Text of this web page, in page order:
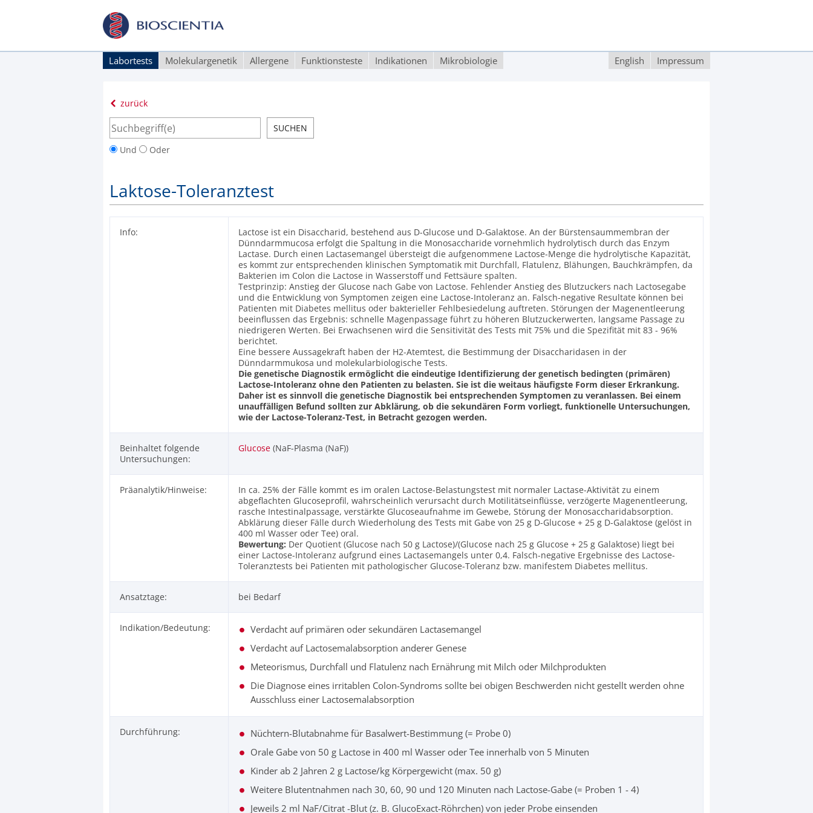
Labortests Molekulargenetik Allergene Funktionsteste Indikationen Mikrobiologie Impressum
English
zurück
Und Oder
Laktose-Toleranztest
Info:
Lactose ist ein Disaccharid, bestehend aus D-Glucose und D-Galaktose. An der Bürstensaummembran der
Dünndarmmucosa erfolgt die Spaltung in die Monosaccharide vornehmlich hydrolytisch durch das Enzym
Lactase. Durch einen Lactasemangel übersteigt die aufgenommene Lactose-Menge die hydrolytische Kapazität,
es kommt zur entsprechenden klinischen Symptomatik mit Durchfall, Flatulenz, Blähungen, Bauchkrämpfen, da
Bakterien im Colon die Lactose in Wasserstoff und Fettsäure spalten.
Testprinzip: Anstieg der Glucose nach Gabe von Lactose. Fehlender Anstieg des Blutzuckers nach Lactosegabe
und die Entwicklung von Symptomen zeigen eine Lactose-Intoleranz an. Falsch-negative Resultate können bei
Patienten mit Diabetes mellitus oder bakterieller Fehlbesiedelung auftreten. Störungen der Magenentleerung
beeinflussen das Ergebnis: schnelle Magenpassage führt zu höheren Blutzuckerwerten, langsame Passage zu
niedrigeren Werten. Bei Erwachsenen wird die Sensitivität des Tests mit 75% und die Spezifität mit 83 - 96%
berichtet.
Eine bessere Aussagekraft haben der H2-Atemtest, die Bestimmung der Disaccharidasen in der
Dünndarmmukosa und molekularbiologische Tests.
Die genetische Diagnostik ermöglicht die eindeutige Identifizierung der genetisch bedingten (primären)
Lactose-Intoleranz ohne den Patienten zu belasten. Sie ist die weitaus häufigste Form dieser Erkrankung.
Daher ist es sinnvoll die genetische Diagnostik bei entsprechenden Symptomen zu veranlassen. Bei einem
unauffälligen Befund sollten zur Abklärung, ob die sekundären Form vorliegt, funktionelle Untersuchungen,
wie der Lactose-Toleranz-Test, in Betracht gezogen werden.
Beinhaltet folgende
Untersuchungen:
Glucose (NaF-Plasma (NaF))
Präanalytik/Hinweise:
In ca. 25% der Fälle kommt es im oralen Lactose-Belastungstest mit normaler Lactase-Aktivität zu einem
abgeflachten Glucoseprofil, wahrscheinlich verursacht durch Motilitätseinflüsse, verzögerte Magenentleerung,
rasche Intestinalpassage, verstärkte Glucoseaufnahme im Gewebe, Störung der Monosaccharidabsorption.
Abklärung dieser Fälle durch Wiederholung des Tests mit Gabe von 25 g D-Glucose + 25 g D-Galaktose (gelöst in
400 ml Wasser oder Tee) oral.
Bewertung: Der Quotient (Glucose nach 50 g Lactose)/(Glucose nach 25 g Glucose + 25 g Galaktose) liegt bei
einer Lactose-Intoleranz aufgrund eines Lactasemangels unter 0,4. Falsch-negative Ergebnisse des Lactose-
Toleranztests bei Patienten mit pathologischer Glucose-Toleranz bzw. manifestem Diabetes mellitus.
Ansatztage: bei Bedarf
Indikation/Bedeutung:
Verdacht auf primären oder sekundären Lactasemangel
Verdacht auf Lactosemalabsorption anderer Genese
Meteorismus, Durchfall und Flatulenz nach Ernährung mit Milch oder Milchprodukten
Die Diagnose eines irritablen Colon-Syndroms sollte bei obigen Beschwerden nicht gestellt werden ohne
Ausschluss einer Lactosemalabsorption
Durchführung:
Nüchtern-Blutabnahme für Basalwert-Bestimmung (= Probe 0)
Orale Gabe von 50 g Lactose in 400 ml Wasser oder Tee innerhalb von 5 Minuten
Kinder ab 2 Jahren 2 g Lactose/kg Körpergewicht (max. 50 g)
Weitere Blutentnahmen nach 30, 60, 90 und 120 Minuten nach Lactose-Gabe (= Proben 1 - 4)
Jeweils 2 ml NaF/Citrat -Blut (z. B. GlucoExact-Röhrchen) von jeder Probe einsenden